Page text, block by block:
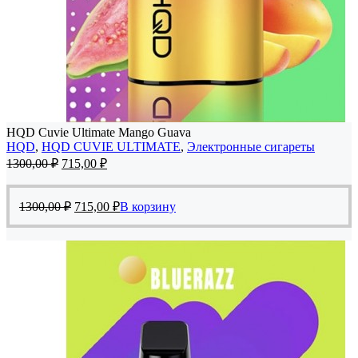
HQD Cuvie Ultimate Mango Guava
HQD, HQD CUVIE ULTIMATE, Электронные сигареты
1300,00₽ Первоначальная
составляла
1300,00 ₽.
715,00 ₽Текущая
715,00 ₽.
1300,00₽ Первоначальная
составляла
715,00 ₽Текущая
цена:
В корзину